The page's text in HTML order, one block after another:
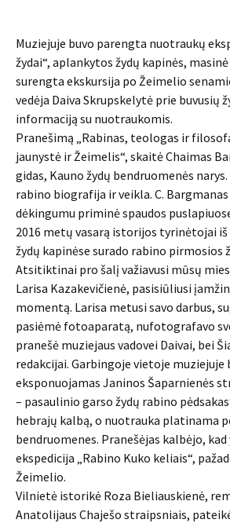
Muziejuje buvo parengta nuotraukų
žydai“, aplankytos žydų kapinės,
surengta ekskursija po Žeimelio
vedėja Daiva Skrupskelytė prie buvusių
informaciją su nuotraukomis.
Pranešimą „Rabinas, teologas ir
jaunystė ir Žeimelis“, skaitė Chaimas
gidas, Kauno žydų bendruomenės
rabino biografija ir veikla. C.
dėkingumu priminė spaudos
2016 metų vasarą istorijos tyrinėtojai
žydų kapinėse surado rabino pirmosios
Atsitiktinai pro šalį važiavusi mūsų
Larisa Kazakevičienė, pasisiūliusi
momentą. Larisa metusi savo darbus,
pasiėmė fotoaparatą, nufotografavo
pranešė muziejaus vadovei Daivai, bei
redakcijai. Garbingoje vietoje muziejuje
eksponuojamas Janinos Šaparnienės
– pasaulinio garso žydų rabino
hebrajų kalbą, o nuotrauka platinama
bendruomenes. Pranešėjas kalbėjo,
ekspedicija „Rabino Kuko keliais“,
Žeimelio.
Vilnietė istorikė Roza Bieliauskienė,
Anatolijaus Chaješo straipsniais,